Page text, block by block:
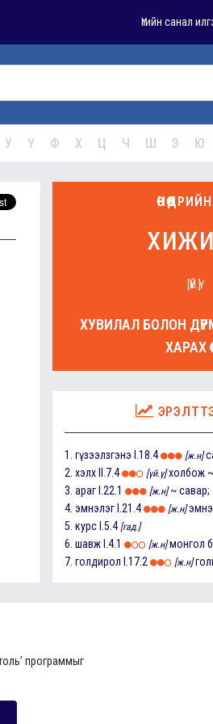
Үгийн санал
У Ү Ф Х Ц Ч Ш Э Ю
[ҮЙ.Ү]
ХУВИЛАЛ БОЛОН
ХАРАХ
1. гүзээлзгэнэ I.18.4 [ж.н]
2. хэлх II.7.4 [үй.ү] холбож
3. араг I.22.1 [ж.н] ~ савар;
4. эмнэлэг I.21.4 [ж.н]
5. курс I.5.4 [гад.]
6. шавж I.4.1 [ж.н] монгол
7. голдирол I.17.2 [ж.н]
программыг